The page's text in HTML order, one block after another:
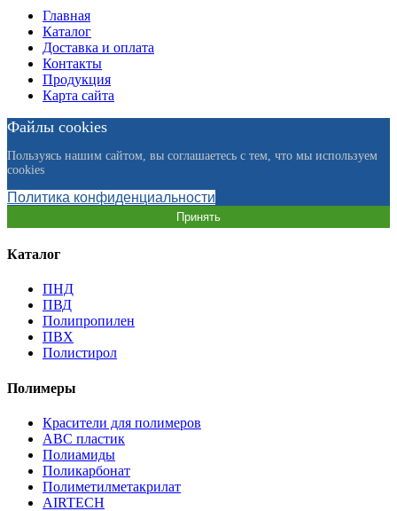
Главная
Каталог
Доставка и оплата
Контакты
Продукция
Карта сайта
Файлы cookies
Пользуясь нашим сайтом, вы соглашаетесь с тем, что мы используем
cookies
Политика конфиденциальности
Принять
Каталог
ПНД
ПВД
Полипропилен
ПВХ
Полистирол
Полимеры
Красители для полимеров
АВС пластик
Полиамиды
Поликарбонат
Полиметилметакрилат
AIRTECH